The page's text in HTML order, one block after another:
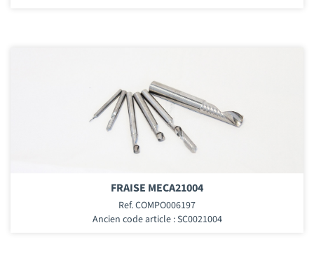
FRAISE MECA21004
Ref. COMPO006197
Ancien code article : SC0021004